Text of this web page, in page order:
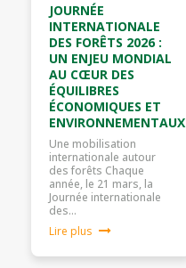
JOURNÉE
INTERNATIONALE
DES FORÊTS 2026 :
UN ENJEU MONDIAL
AU CŒUR DES
ÉQUILIBRES
ÉCONOMIQUES ET
ENVIRONNEMENTAUX
Une mobilisation
internationale autour
des forêts Chaque
année, le 21 mars, la
Journée internationale
des…
Lire plus